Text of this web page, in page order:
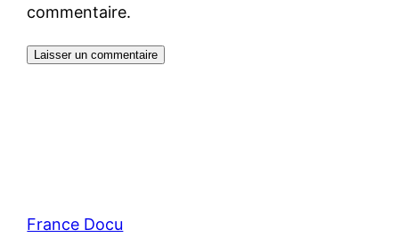
commentaire.
France Docu